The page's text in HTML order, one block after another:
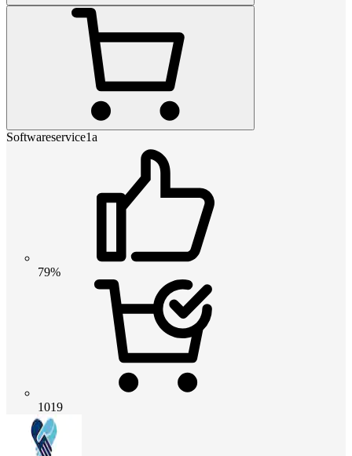
Softwareservice1a
79%
1019